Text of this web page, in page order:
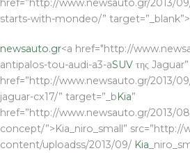
starts-with-mondeo/” target=”_blank”>
newsauto.gr<a href="http://
antipalos-tou-audi-a3-aSUV της Jaguar”
href=”http://www.newsauto.gr/2013/
jaguar-cx17/” target=”_bKia”
href=”http://www.newsauto.gr/2013/
concept/”>Kia_niro_small”
content/uploadss/2013/09/ Kia